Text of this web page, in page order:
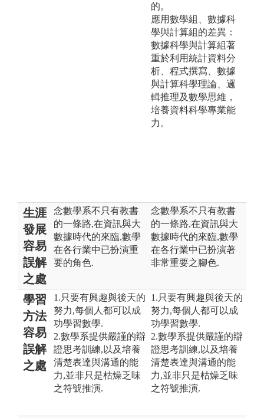
的。
應用數學組、數據科
學與計算組的差異：
數據科學與計算組著
重於利用統計資料分
析、程式撰寫、數據
與計算科學理論、邏
輯推理及數學思維，
培養資料科學專業能
力。
生涯
發展
容易
誤解
之處
念數學系不只有教書
的一條路,在資訊與大
數據時代的來臨,數學
在各行業中已扮演重
要的角色.
念數學系不只有教書
的一條路,在資訊與大
數據時代的來臨,數學
在各行業中已扮演著
非常重要之腳色.
學習
方法
容易
誤解
之處
1.只要有興趣與後天的
努力,每個人都可以成
功學習數學.
2.數學系提供嚴謹的辯
證思考訓練,以及培養
清楚表達與溝通的能
力,並非只是枯燥乏味
之符號推演.
1.只要有興趣與後天的
努力,每個人都可以成
功學習數學.
2.數學系提供嚴謹的辯
證思考訓練,以及培養
清楚表達與溝通的能
力,並非只是枯燥乏味
之符號推演.